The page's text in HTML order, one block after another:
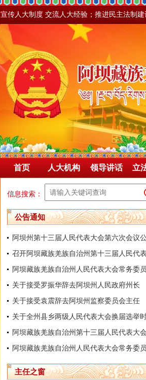
宣传人大制度 交流人大经验；推进民主法制
首页 人大机构 领导讲话 立
信息搜索：
公告通知
阿坝州第十三届人民代表大会第六次会议
关于接受罗振华辞去阿坝州人民政府州长
关于接受袁震辞去阿坝州监察委员会主任
主任之窗